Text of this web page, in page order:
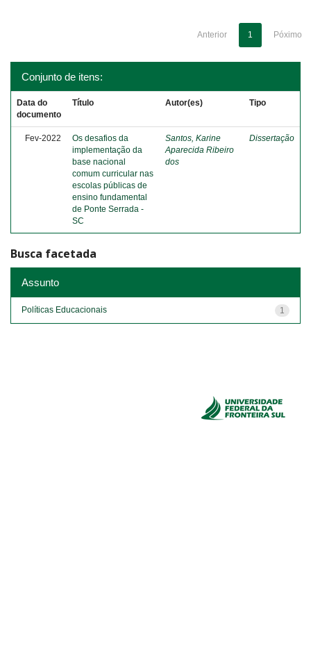
Anterior 1 Póximo
Conjunto de itens:
Data do
documento
Título Autor(es) Tipo
Fev-2022
Os desafios da
implementação da
base nacional
comum curricular nas
escolas públicas de
ensino fundamental
de Ponte Serrada -
SC
Santos, Karine
Aparecida Ribeiro
dos
Dissertação
Busca facetada
Assunto
1
Políticas Educacionais